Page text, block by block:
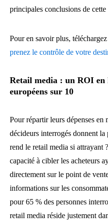
principales conclusions de
Pour en savoir plus,
prenez le contrôle de votre
Retail media : un ROI en
européens sur 10
Pour répartir leurs dépenses en
décideurs interrogés donnent
rend le retail media si attrayant
capacité à cibler les acheteurs
directement sur le point de
informations sur les
pour 65 % des personnes
retail media réside justement